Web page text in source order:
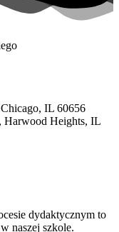
IL 60656
Harwood Heights, IL
dydaktycznym to
naszej szkole.